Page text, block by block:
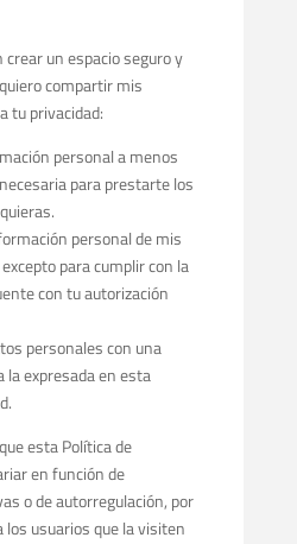
un espacio seguro y
compartir mis
tu privacidad:
personal a menos
para prestarte los
personal de mis
para cumplir con la
con tu autorización
personales con una
expresada en esta
esta Política de
en función de
o de autorregulación, por
los usuarios que la visiten